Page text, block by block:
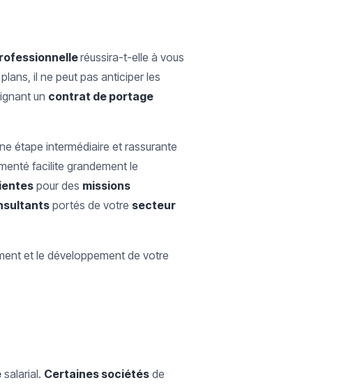
réussira-t-elle à vous
il ne peut pas anticiper les
un contrat de portage
étape intermédiaire et rassurante
facilite grandement le
pour des missions
portés de votre secteur
et le développement de votre
salarial. Certaines sociétés de